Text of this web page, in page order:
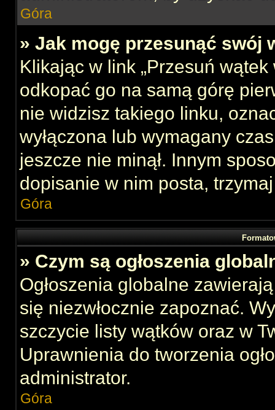
Góra
» Jak mogę przesunąć swój
Klikając w link „Przesuń
odkopać go na samą górę
nie widzisz takiego linku,
wyłączona lub wymagany
jeszcze nie minął. Innym
dopisanie w nim posta,
Góra
» Czym są ogłoszenia
Ogłoszenia globalne
się niezwłocznie zapoznać.
szczycie listy wątków oraz w
Uprawnienia do tworzenia
administrator.
Góra